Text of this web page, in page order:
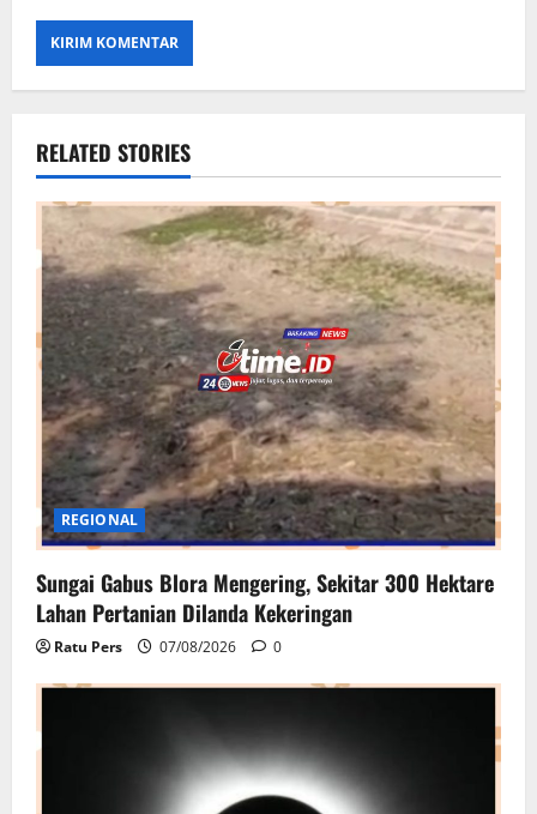
RELATED STORIES
REGIONAL
Sungai Gabus Blora Mengering, Sekitar 300 Hektare
Lahan Pertanian Dilanda Kekeringan
Ratu Pers 07/08/2026 0